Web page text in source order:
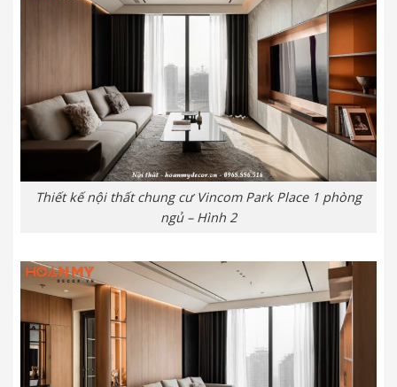
Thiết kế nội thất chung cư Vincom Park Place 1 phòng
ngủ – Hình 2